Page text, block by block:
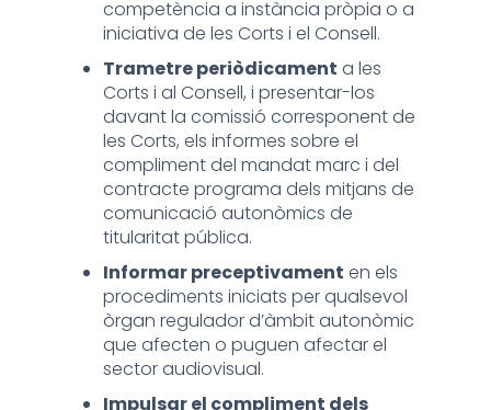
competència a instància pròpia o a
iniciativa de les Corts i el Consell.
Trametre periòdicament a les
Corts i al Consell, i presentar-los
davant la comissió corresponent de
les Corts, els informes sobre el
compliment del mandat marc i del
contracte programa dels mitjans de
comunicació autonòmics de
titularitat pública.
Informar preceptivament en els
procediments iniciats per qualsevol
òrgan regulador d’àmbit autonòmic
que afecten o puguen afectar el
sector audiovisual.
Impulsar el compliment dels